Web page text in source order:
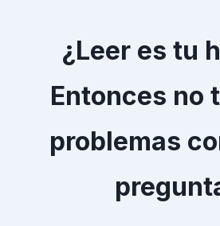
¿Leer es tu
Entonces no
problemas